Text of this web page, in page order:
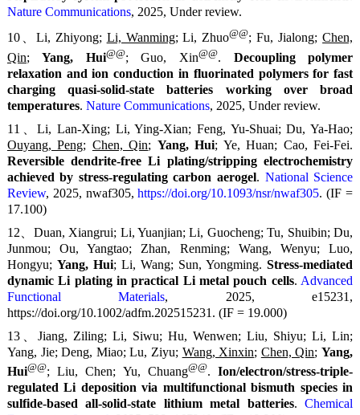
Nature Communications, 2025, Under review.
10、Li, Zhiyong; Li, Wanming; Li, Zhuo@@; Fu, Jialong;Chen,
Qin;Yang, Hui@@; Guo, Xin@@. Decoupling polymer
relaxation and ion conduction in fluorinated polymers for fast
charging quasi-solid-state batteries working over broad
temperatures. Nature Communications, 2025, Under review.
11、Li, Lan-Xing; Li, Ying-Xian; Feng, Yu-Shuai; Du, Ya-Hao;
Ouyang, Peng; Chen, Qin; Yang, Hui; Ye, Huan; Cao, Fei-Fei.
Reversible dendrite-free Li plating/stripping electrochemistry
achieved by stress-regulating carbon aerogel. National Science
Review, 2025, nwaf305,https://doi.org/10.1093/nsr/nwaf305. (IF =
17.100)
12、Duan, Xiangrui; Li, Yuanjian; Li, Guocheng; Tu, Shuibin; Du,
Junmou; Ou, Yangtao; Zhan, Renming; Wang, Wenyu; Luo,
Hongyu; Yang, Hui; Li, Wang; Sun, Yongming.Stress-mediated
dynamic Li plating in practical Li metal pouch cells. Advanced
Functional Materials, 2025, e15231,
https://doi.org/10.1002/adfm.202515231 . (IF = 19.000)
13、Jiang, Ziling; Li, Siwu; Hu, Wenwen; Liu, Shiyu; Li, Lin;
Yang, Jie; Deng, Miao; Lu, Ziyu; Wang, Xinxin; Chen, Qin;Yang,
Hui@@; Liu, Chen; Yu, Chuang@@.Ion/electron/stress-triple-
regulated Li deposition via multifunctional bismuth species in
sulfide-based all-solid-state lithium metal batteries.Chemical